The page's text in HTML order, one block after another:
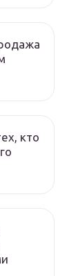
кто